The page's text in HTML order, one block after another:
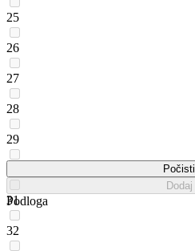
25
26
27
28
29
31
32
Počisti
Dodaj
Podloga